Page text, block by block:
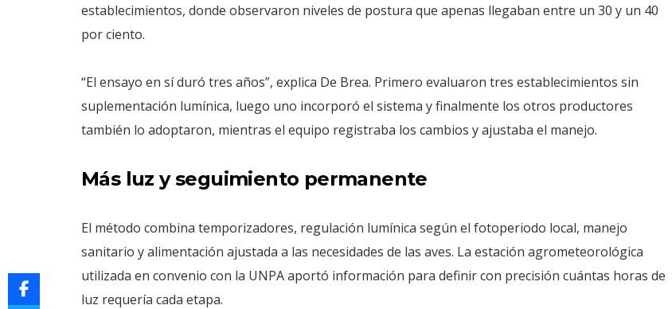
establecimientos, donde observaron niveles de postura que apenas llegaban entre un 30 y un 40
por ciento.
“El ensayo en sí duró tres años”, explica De Brea. Primero evaluaron tres establecimientos sin
suplementación lumínica, luego uno incorporó el sistema y finalmente los otros productores
también lo adoptaron, mientras el equipo registraba los cambios y ajustaba el manejo.
Más luz y seguimiento permanente
El método combina temporizadores, regulación lumínica según el fotoperiodo local, manejo
sanitario y alimentación ajustada a las necesidades de las aves. La estación agrometeorológica
utilizada en convenio con la UNPA aportó información para definir con precisión cuántas horas de
luz requería cada etapa.